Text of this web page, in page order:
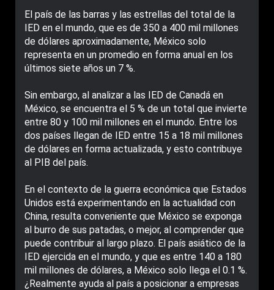
El país de las barras y las estrellas del total de la
IED en el mundo, que es de 350 a 400 mil millones
de dólares aproximadamente, México solo
representa en un promedio en forma anual en los
últimos siete años un 7 %.
Sin embargo, al analizar a las IED de Canadá en
México, se encuentra el 5 % de un total que invierte
entre 80 y 100 mil millones en el mundo. Entre los
dos países llegan de IED entre 15 a 18 mil millones
de dólares en forma actualizada, y esto contribuye
al PIB del país.
En el contexto de la guerra económica que Estados
Unidos está experimentando en la actualidad con
China, resulta conveniente que México se exponga
al burro de sus patadas, o mejor, al comprender que
puede contribuir al largo plazo. El país asiático de la
IED ejercida en el mundo, y que es entre 140 a 180
mil millones de dólares, a México solo llega el 0.1 %.
¿Realmente ayuda al país a posicionar a empresas